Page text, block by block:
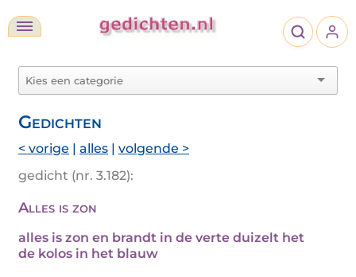
Gedichten
< vorige | alles | volgende >
gedicht (nr. 3.182):
Alles is zon
alles is zon en brandt in de verte duizelt het
de kolos in het blauw